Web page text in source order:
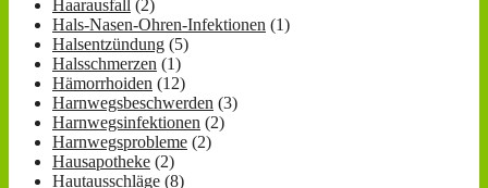
Haarausfall (2)
Hals-Nasen-Ohren-Infektionen (1)
Halsentzündung (5)
Halsschmerzen (1)
Hämorrhoiden (12)
Harnwegsbeschwerden (3)
Harnwegsinfektionen (2)
Harnwegsprobleme (2)
Hausapotheke (2)
Hautausschläge (8)